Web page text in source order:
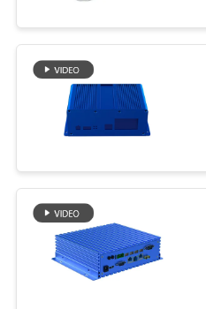
Kandang
Dinding
Kandang
Berengsel